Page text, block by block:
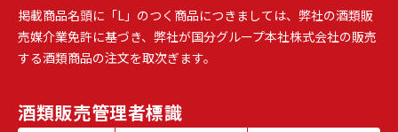
掲載商品名頭に「L」のつく商品につきましては、弊社の酒類販
売媒介業免許に基づき、弊社が国分グループ本社株式会社の販売
する酒類商品の注文を取次ぎます。
酒類販売管理者標識